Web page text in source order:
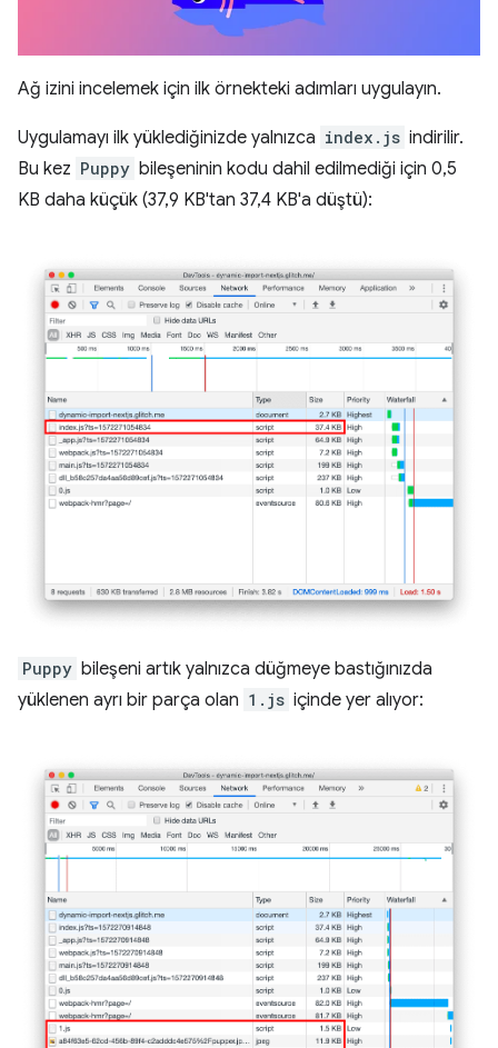
Ağ izini incelemek için ilk örnekteki adımları uygulayın.
Uygulamayı ilk yüklediğinizde yalnızca index.js indirilir.
Bu kez Puppy bileşeninin kodu dahil edilmediği için 0,5
KB daha küçük (37,9 KB'tan 37,4 KB'a düştü):
Puppy bileşeni artık yalnızca düğmeye bastığınızda
yüklenen ayrı bir parça olan 1.js içinde yer alıyor: